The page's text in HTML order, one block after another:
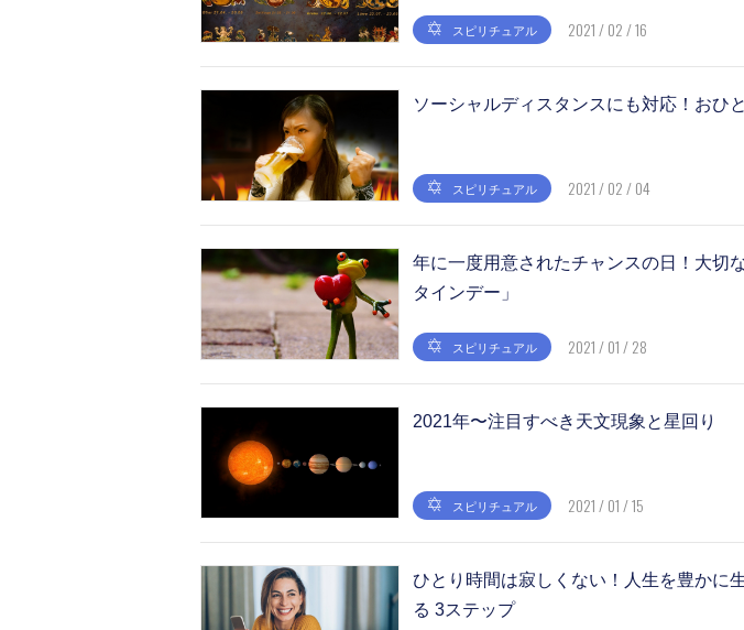
スピリチュアル 2021 / 02 / 16
ソーシャルディスタンスにも対応！おひ
スピリチュアル 2021 / 02 / 04
年に一度用意されたチャンスの日！大切
タインデー」
スピリチュアル 2021 / 01 / 28
2021年〜注目すべき天文現象と星回り
スピリチュアル 2021 / 01 / 15
ひとり時間は寂しくない！人生を豊かに
る 3ステップ